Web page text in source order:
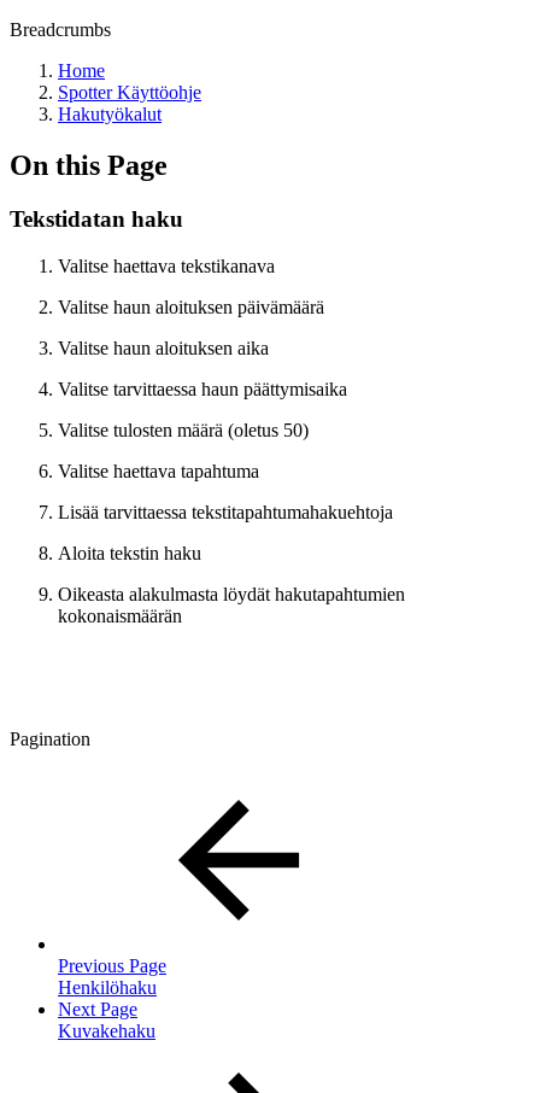
Breadcrumbs
Home
Spotter Käyttöohje
Hakutyökalut
On this Page
Tekstidatan haku
Valitse haettava tekstikanava
Valitse haun aloituksen päivämäärä
Valitse haun aloituksen aika
Valitse tarvittaessa haun päättymisaika
Valitse tulosten määrä (oletus 50)
Valitse haettava tapahtuma
Lisää tarvittaessa tekstitapahtumahakuehtoja
Aloita tekstin haku
Oikeasta alakulmasta löydät hakutapahtumien
kokonaismäärän
Pagination
Previous Page
Henkilöhaku
Next Page
Kuvakehaku